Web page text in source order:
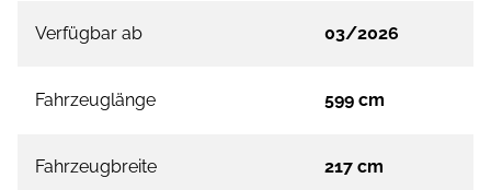
Verfügbar ab 03/2026
Fahrzeuglänge 599 cm
Fahrzeugbreite 217 cm